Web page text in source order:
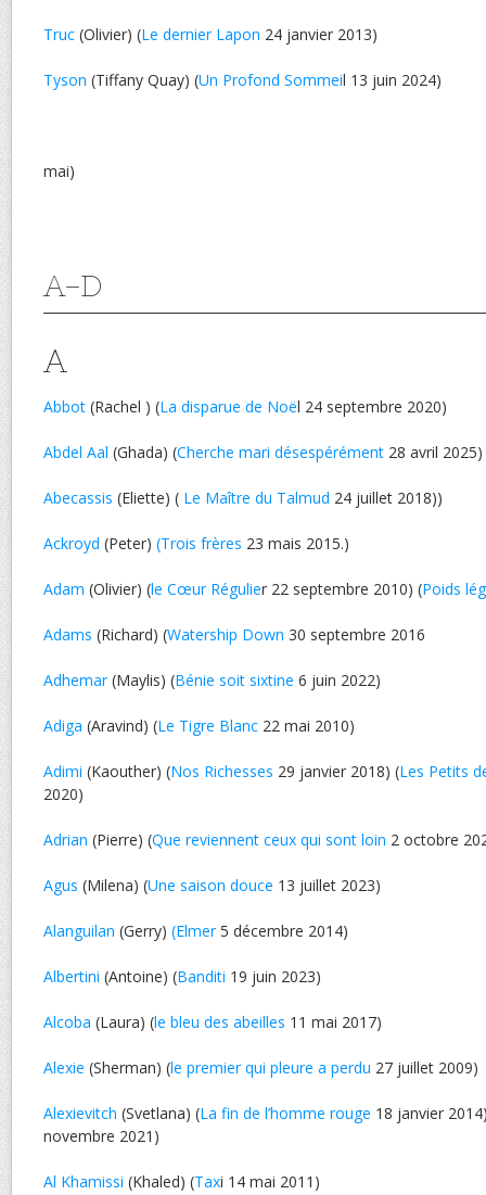
Truc (Olivier) (Le dernier Lapon 24 janvier 2013)
Tyson (Tiffany Quay) (Un Profond Sommeil 13 juin 2024)
mai)
A-D
A
Abbot (Rachel ) (La disparue de Noël 24 septembre 2020)
Abdel Aal (Ghada) (Cherche mari désespérément 28 avril 2025)
Abecassis (Eliette) ( Le Maître du Talmud 24 juillet 2018))
Ackroyd (Peter) (Trois frères 23 mais 2015.)
Adam (Olivier) (le Cœur Régulier 22 septembre 2010) (Poids
Adams (Richard) (Watership Down 30 septembre 2016
Adhemar(Maylis) (Bénie soit sixtine 6 juin 2022)
Adiga (Aravind) (Le Tigre Blanc 22 mai 2010)
Adimi (Kaouther) (Nos Richesses 29 janvier 2018) (Les Petits
2020)
Adrian (Pierre) (Que reviennent ceux qui sont loin 2 octobre
Agus (Milena) (Une saison douce 13 juillet 2023)
Alanguilan (Gerry) (Elmer5 décembre 2014)
Albertini (Antoine) (Banditi 19 juin 2023)
Alcoba (Laura) (le bleu des abeilles 11 mai 2017)
Alexie (Sherman) (le premier qui pleure a perdu 27 juillet 2009)
Alexievitch (Svetlana) (La fin de l’homme rouge 18 janvier
novembre 2021)
Al Khamissi (Khaled) (Taxi 14 mai 2011)